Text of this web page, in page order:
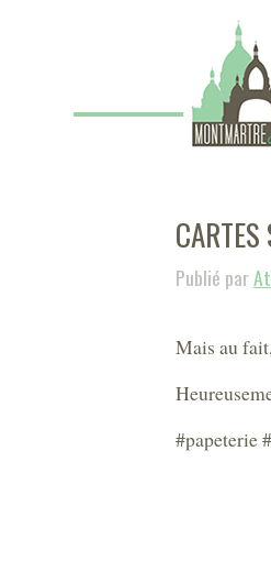
Publié par
Mais au
#papeterie